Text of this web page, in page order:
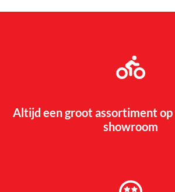
Altijd een groot assortiment op
showroom